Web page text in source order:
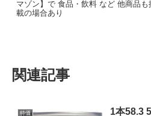
マゾン】で 食品・飲料 など 他商品も
載の場合あり
関連記事
特価
1本58.3